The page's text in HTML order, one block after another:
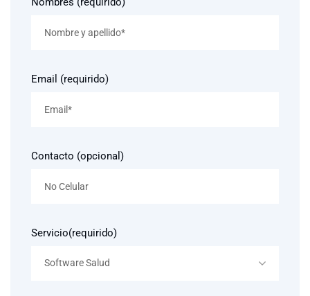
Email (requirido)
Contacto (opcional)
Servicio(requirido)
Software Salud